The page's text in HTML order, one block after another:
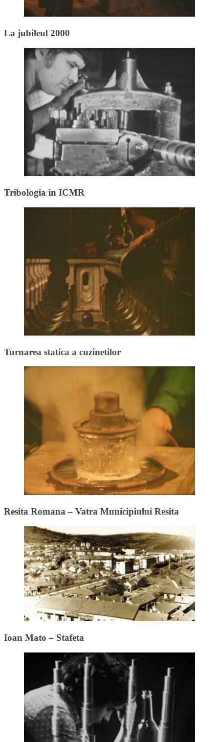
La jubileul 2000
Tribologia in ICMR
Turnarea statica a cuzinetilor
Resita Romana – Vatra Municipiului Resita
Ioan Mato – Stafeta